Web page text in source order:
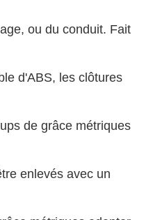
ou du conduit. Fait
d'ABS, les clôtures
de grâce métriques
enlevés avec un